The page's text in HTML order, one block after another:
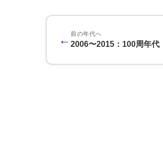
← 前の年代へ
2006〜2015：100周年代